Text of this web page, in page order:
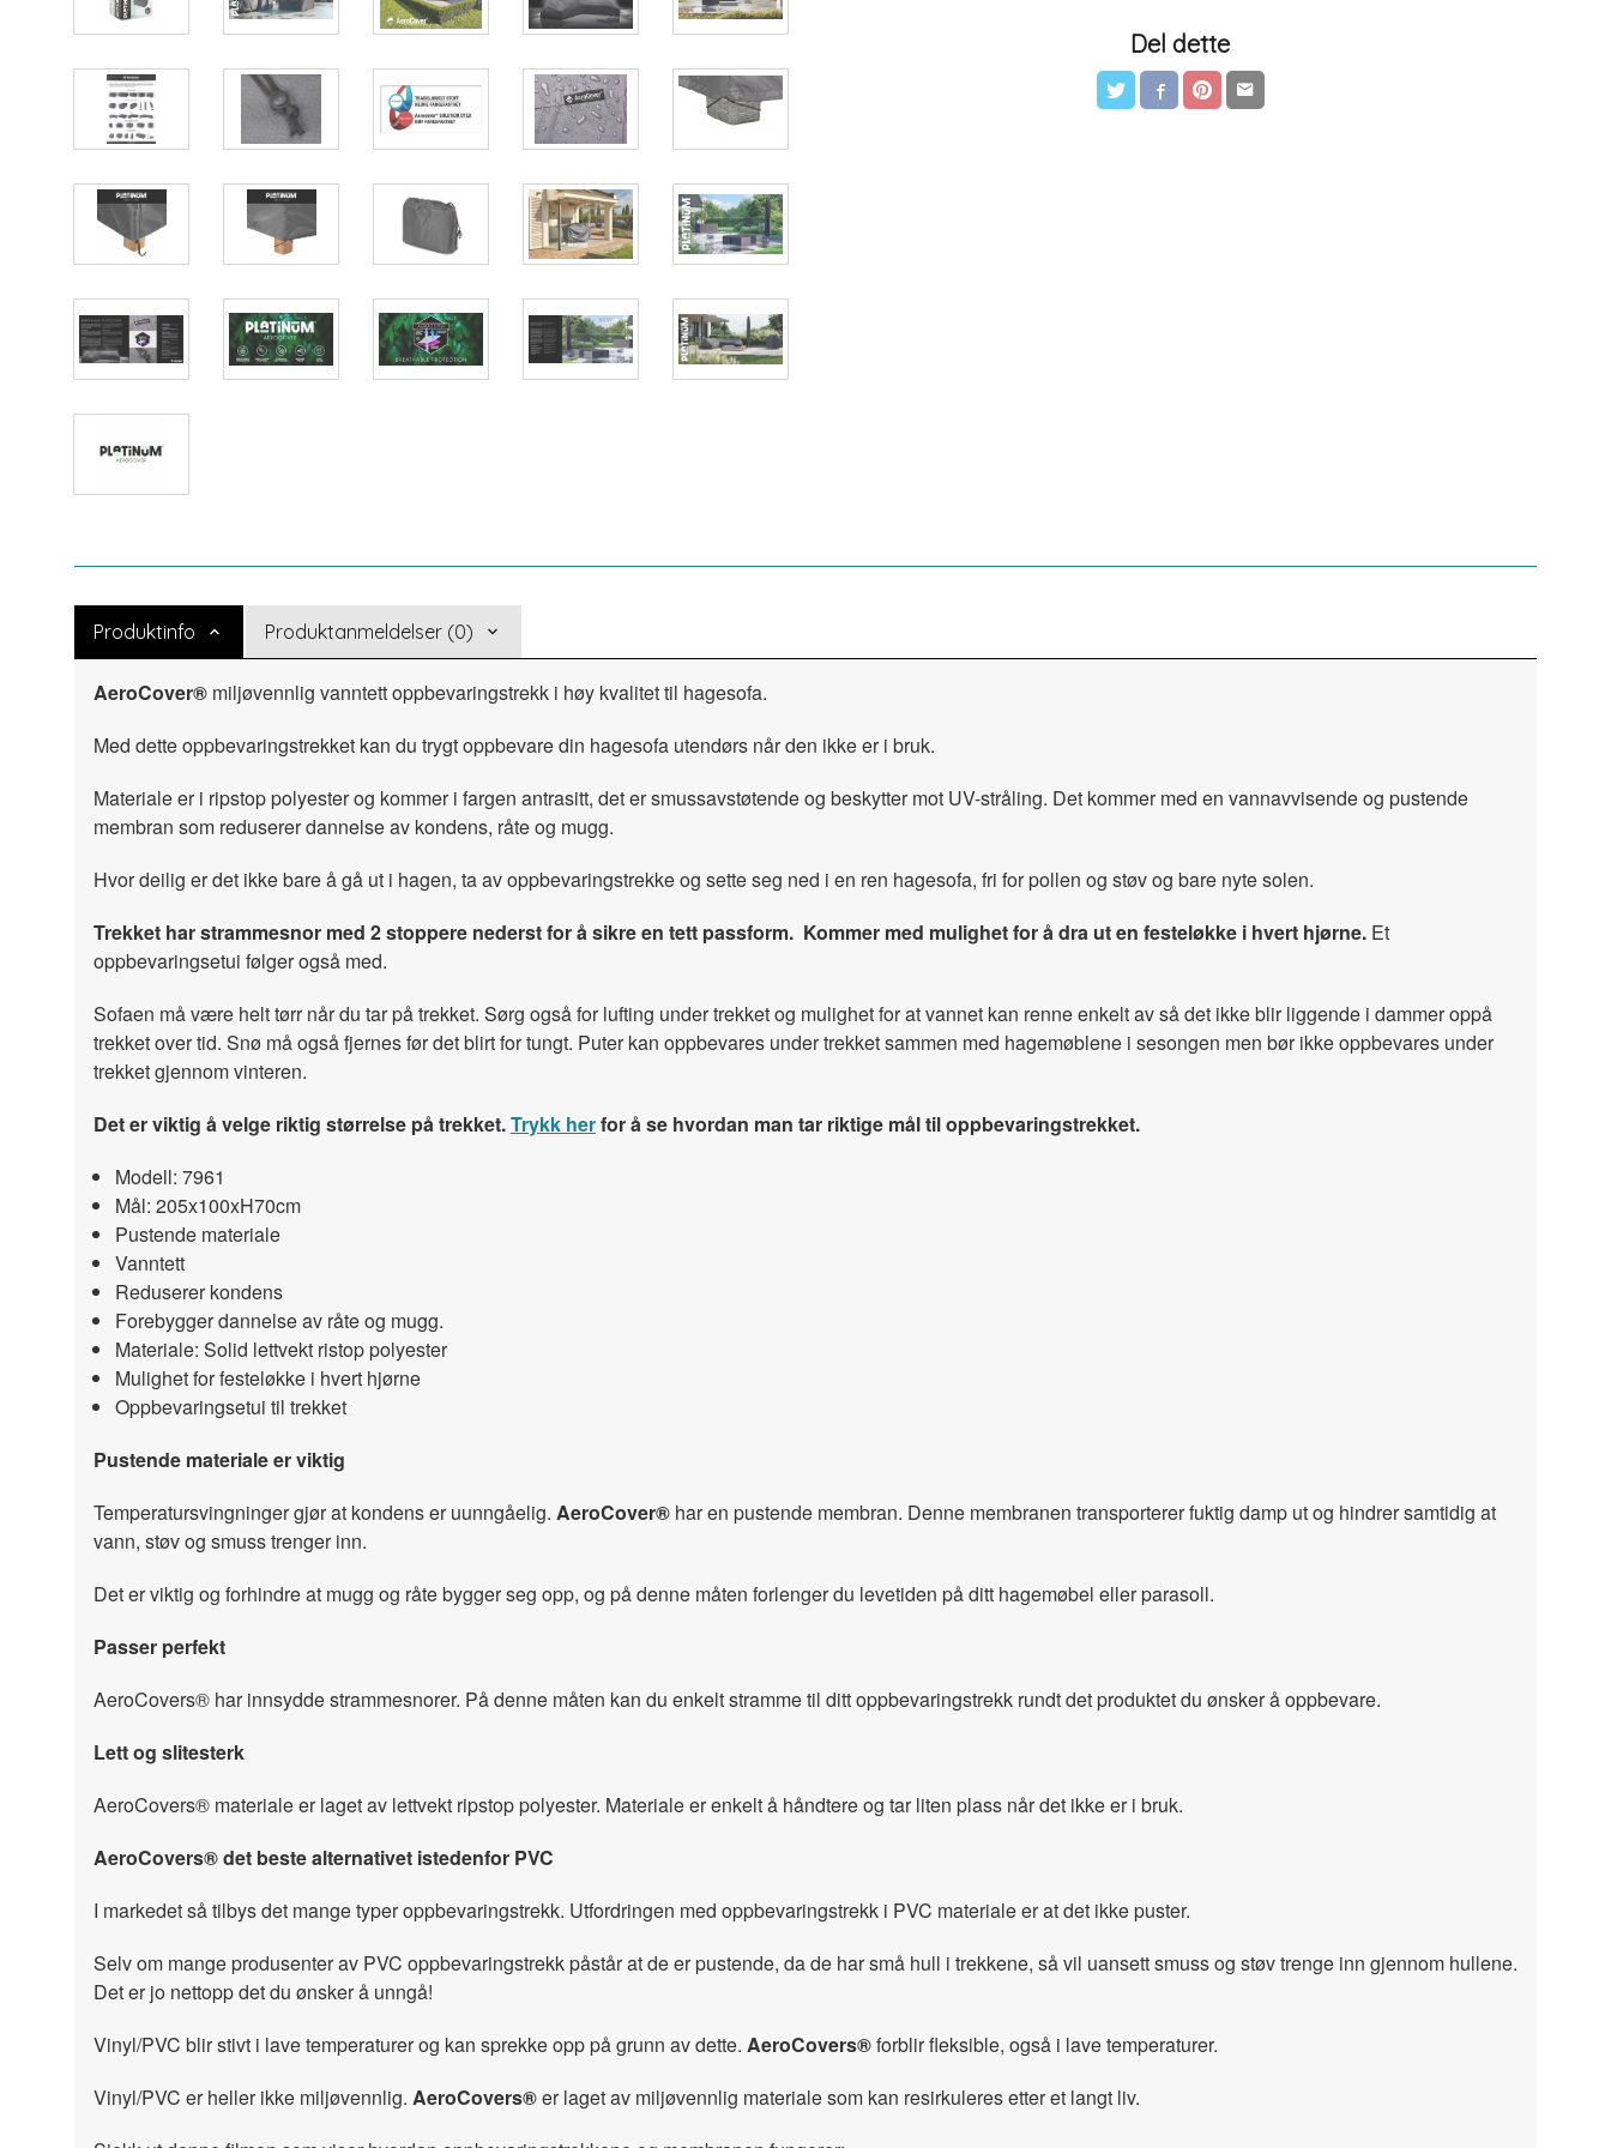
Del dette
Produktinfo Produktanmeldelser (0)
AeroCover® miljøvennlig vanntett oppbevaringstrekk i høy kvalitet til hagesofa.
Med dette oppbevaringstrekket kan du trygt oppbevare din hagesofa utendørs når den ikke er i bruk.
Materiale er i ripstop polyester og kommer i fargen antrasitt, det er smussavstøtende og beskytter mot UV-stråling. Det kommer med en vannavvisende og pustende
membran som reduserer dannelse av kondens, råte og mugg.
Hvor deilig er det ikke bare å gå ut i hagen, ta av oppbevaringstrekke og sette seg ned i en ren hagesofa, fri for pollen og støv og bare nyte solen.
Trekket har strammesnor med 2 stoppere nederst for å sikre en tett passform. Kommer med mulighet for å dra ut en festeløkke i hvert hjørne. Et
oppbevaringsetui følger også med.
Sofaen må være helt tørr når du tar på trekket. Sørg også for lufting under trekket og mulighet for at vannet kan renne enkelt av så det ikke blir liggende i dammer oppå
trekket over tid. Snø må også fjernes før det blirt for tungt. Puter kan oppbevares under trekket sammen med hagemøblene i sesongen men bør ikke oppbevares under
trekket gjennom vinteren.
Det er viktig å velge riktig størrelse på trekket.Trykk herfor å se hvordan man tar riktige mål til oppbevaringstrekket.
Modell: 7961
Mål: 205x100xH70cm
Pustende materiale
Vanntett
Reduserer kondens
Forebygger dannelse av råte og mugg.
Materiale: Solid lettvekt ristop polyester
Mulighet for festeløkke i hvert hjørne
Oppbevaringsetui til trekket
Pustende materiale er viktig
Temperatursvingninger gjør at kondens er uunngåelig. AeroCover® har en pustende membran. Denne membranen transporterer fuktig damp ut og hindrer samtidig at
vann, støv og smuss trenger inn.
Det er viktig og forhindre at mugg og råte bygger seg opp, og på denne måten forlenger du levetiden på ditt hagemøbel eller parasoll.
Passer perfekt
AeroCovers® har innsydde strammesnorer. På denne måten kan du enkelt stramme til ditt oppbevaringstrekk rundt det produktet du ønsker å oppbevare.
Lett og slitesterk
AeroCovers® materiale er laget av lettvekt ripstop polyester. Materiale er enkelt å håndtere og tar liten plass når det ikke er i bruk.
AeroCovers® det beste alternativet istedenfor PVC
I markedet så tilbys det mange typer oppbevaringstrekk. Utfordringen med oppbevaringstrekk i PVC materiale er at det ikke puster.
Selv om mange produsenter av PVC oppbevaringstrekk påstår at de er pustende, da de har små hull i trekkene, så vil uansett smuss og støv trenge inn gjennom hullene.
Det er jo nettopp det du ønsker å unngå!
Vinyl/PVC blir stivt i lave temperaturer og kan sprekke opp på grunn av dette. AeroCovers®forblir fleksible, også i lave temperaturer.
Vinyl/PVC er heller ikke miljøvennlig. AeroCovers®er laget av miljøvennlig materiale som kan resirkuleres etter et langt liv.